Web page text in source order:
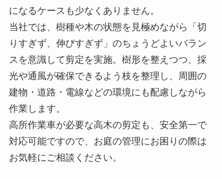
になるケースも少なくありません。
当社では、樹種や木の状態を見極めながら「切
りすぎず、伸びすぎず」のちょうどよいバラン
スを意識して剪定を実施。樹形を整えつつ、採
光や通風が確保できるよう枝を整理し、周囲の
建物・道路・電線などの環境にも配慮しながら
作業します。
高所作業車が必要な高木の剪定も、安全第一で
対応可能ですので、お庭の管理にお困りの際は
お気軽にご相談ください。